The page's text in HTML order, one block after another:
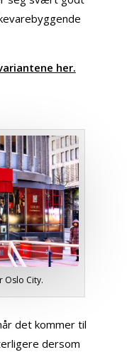
her.
Oslo City.
det kommer til
dersom